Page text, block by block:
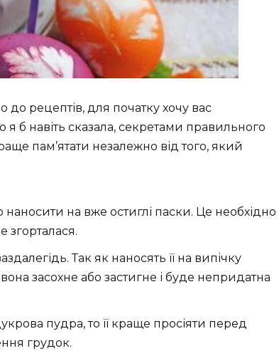
рецептів, для початку хочу вас
б навіть сказала, секретами правильного
пам’ятати незалежно від того, який
на вже остиглі паски. Це необхідно
згорталася.
Так як наносять її на випічку
засохне або застигне і буде непридатна
пудра, то її краще просіяти перед
грудок.